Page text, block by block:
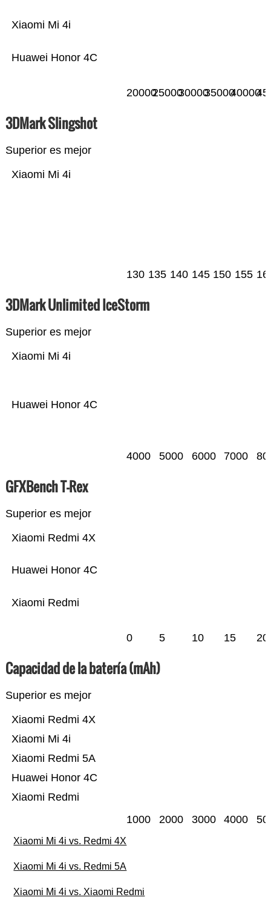
Huawei Honor 4C
Xiaomi Mi 4i
2000025000300003500040000
3DMark Slingshot
Superior es mejor
Xiaomi Mi 4i
130 135 140 145 150 155
3DMark Unlimited IceStorm
Superior es mejor
Huawei Honor 4C
Xiaomi Mi 4i
4000 5000 6000 7000
GFXBench T-Rex
Superior es mejor
Xiaomi Redmi
Huawei Honor 4C
Xiaomi Redmi 4X
0 5 10 15 20
Capacidad de la batería (mAh)
Superior es mejor
Xiaomi Redmi
Huawei Honor 4C
Xiaomi Redmi 5A
Xiaomi Mi 4i
Xiaomi Redmi 4X
1000 2000 3000 4000
Xiaomi Mi 4i vs. Redmi 4X
Xiaomi Mi 4i vs. Redmi 5A
Xiaomi Mi 4i vs. Xiaomi Redmi